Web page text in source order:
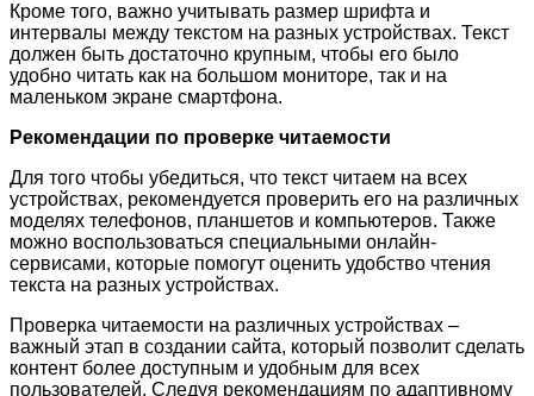
Кроме того, важно учитывать размер шрифта и
интервалы между текстом на разных устройствах. Текст
должен быть достаточно крупным, чтобы его было
удобно читать как на большом мониторе, так и на
маленьком экране смартфона.
Рекомендации по проверке читаемости
Для того чтобы убедиться, что текст читаем на всех
устройствах, рекомендуется проверить его на различных
моделях телефонов, планшетов и компьютеров. Также
можно воспользоваться специальными онлайн-
сервисами, которые помогут оценить удобство чтения
текста на разных устройствах.
Проверка читаемости на различных устройствах –
важный этап в создании сайта, который позволит сделать
контент более доступным и удобным для всех
пользователей. Следуя рекомендациям по адаптивному